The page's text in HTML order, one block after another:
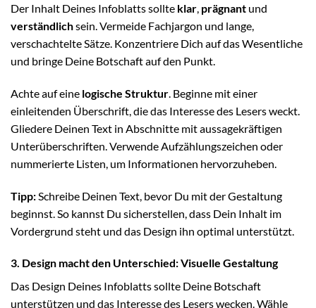
Der Inhalt Deines Infoblatts sollte klar, prägnant und
verständlichsein. Vermeide Fachjargon und lange,
verschachtelte Sätze. Konzentriere Dich auf das Wesentliche
und bringe Deine Botschaft auf den Punkt.
Achte auf eine logische Struktur . Beginne mit einer
einleitenden Überschrift, die das Interesse des Lesers weckt.
Gliedere Deinen Text in Abschnitte mit aussagekräftigen
Unterüberschriften. Verwende Aufzählungszeichen oder
nummerierte Listen, um Informationen hervorzuheben.
Tipp: Schreibe Deinen Text, bevor Du mit der Gestaltung
beginnst. So kannst Du sicherstellen, dass Dein Inhalt im
Vordergrund steht und das Design ihn optimal unterstützt.
3. Design macht den Unterschied: Visuelle Gestaltung
Das Design Deines Infoblatts sollte Deine Botschaft
unterstützen und das Interesse des Lesers wecken. Wähle